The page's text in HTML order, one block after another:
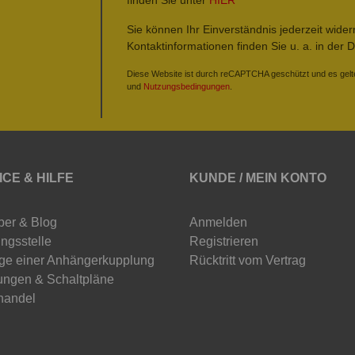
Sie können Ihr Einverständnis jederzeit
Kontaktinformationen finden Sie u. a. in der
Diese Website ist durch reCAPTCHA geschützt und es
und Nutzungsbedingungen
& HILFE
& Blog
einer Anhängerkupplung
& Schaltpläne
KUNDE / MEIN KONTO
Anmelden
Registrieren
Rücktritt vom Vertrag